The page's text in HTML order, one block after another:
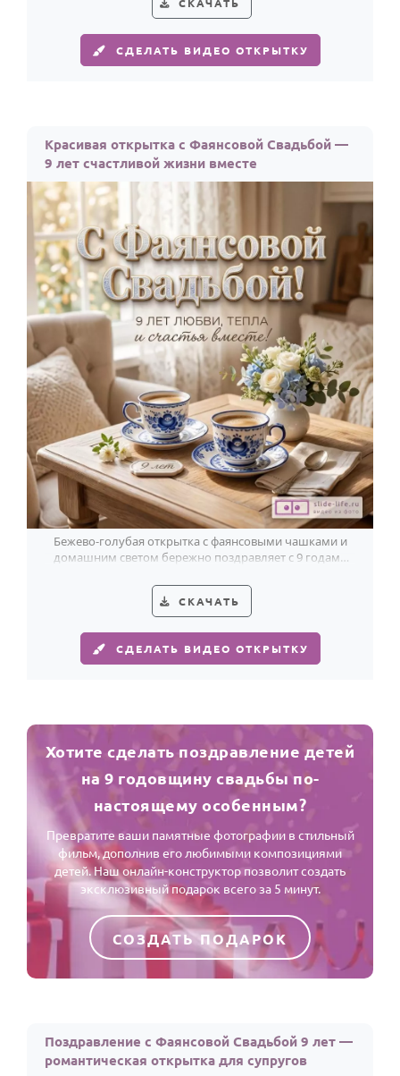
СДЕЛАТЬ ВИДЕО ОТКРЫТКУ
Красивая открытка с Фаянсовой Свадьбой —
9 лет счастливой жизни вместе
Бежево-голубая открытка с фаянсовыми чашками и
домашним светом бережно поздравляет с 9 годами
СКАЧАТЬ
СДЕЛАТЬ ВИДЕО ОТКРЫТКУ
Хотите сделать поздравление детей
на 9 годовщину свадьбы по-
настоящему особенным?
Превратите ваши памятные фотографии в стильный
фильм, дополнив его любимыми композициями
детей. Наш онлайн-конструктор позволит создать
эксклюзивный подарок всего за 5 минут.
СОЗДАТЬ ПОДАРОК
Поздравление с Фаянсовой Свадьбой 9 лет —
романтическая открытка для супругов